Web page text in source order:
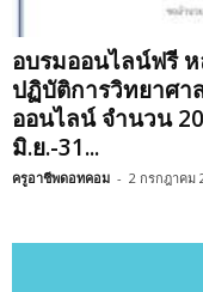
อบรมออนไลน์ฟรี
ปฏิบัติการวิทยาศ
ออนไลน์ จำนวน
มิ.ย.-31...
ครูอาชีพดอทคอม - 2 กรกฎาคม